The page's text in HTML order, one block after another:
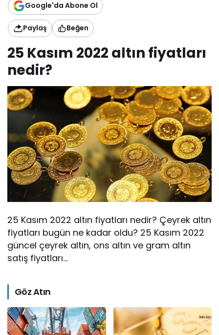
Google'da Abone Ol
Paylaş Beğen
25 Kasım 2022 altın fiyatları
nedir?
25 Kasım 2022 altın fiyatları nedir? Çeyrek altın
fiyatları bugün ne kadar oldu? 25 Kasım 2022
güncel çeyrek altın, ons altın ve gram altın
satış fiyatları…
Göz Atın